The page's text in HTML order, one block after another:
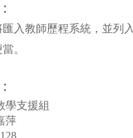
匯入教師歷程系統，並列
。
學支援組
萍